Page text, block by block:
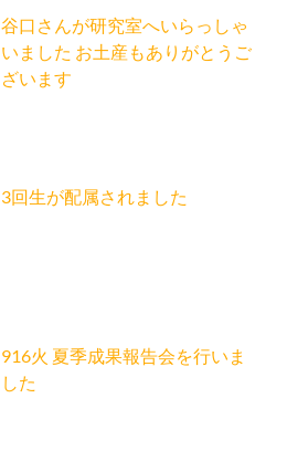
谷口さんが研究室へいらっしゃ
いました お土産もありがとうご
ざいます
3回生が配属されました
916火 夏季成果報告会を行いま
した